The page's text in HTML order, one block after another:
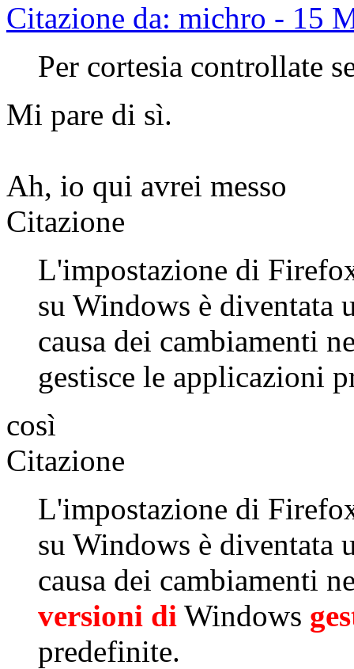
Citazione da: michro - 15
Per cortesia controllate
Mi pare di sì.
Ah, io qui avrei messo
Citazione
L'impostazione di
su Windows è diventata
causa dei cambiamenti
gestisce le applicazioni
così
Citazione
L'impostazione di
su Windows è diventata
causa dei cambiamenti
versioni di Windows
predefinite.